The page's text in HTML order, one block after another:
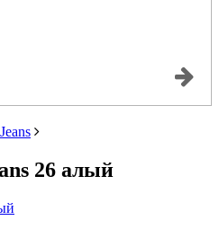
26 алый